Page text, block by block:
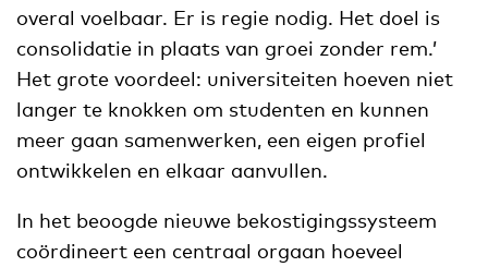
overal voelbaar. Er is regie nodig. Het doel is
consolidatie in plaats van groei zonder rem.’
Het grote voordeel: universiteiten hoeven niet
langer te knokken om studenten en kunnen
meer gaan samenwerken, een eigen profiel
ontwikkelen en elkaar aanvullen.
In het beoogde nieuwe bekostigingssysteem
coördineert een centraal orgaan hoeveel